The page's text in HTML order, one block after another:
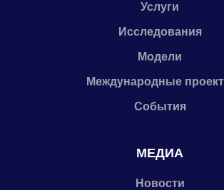
Услуги
Исследования
Модели
Международные
События
МЕДИА
Новости